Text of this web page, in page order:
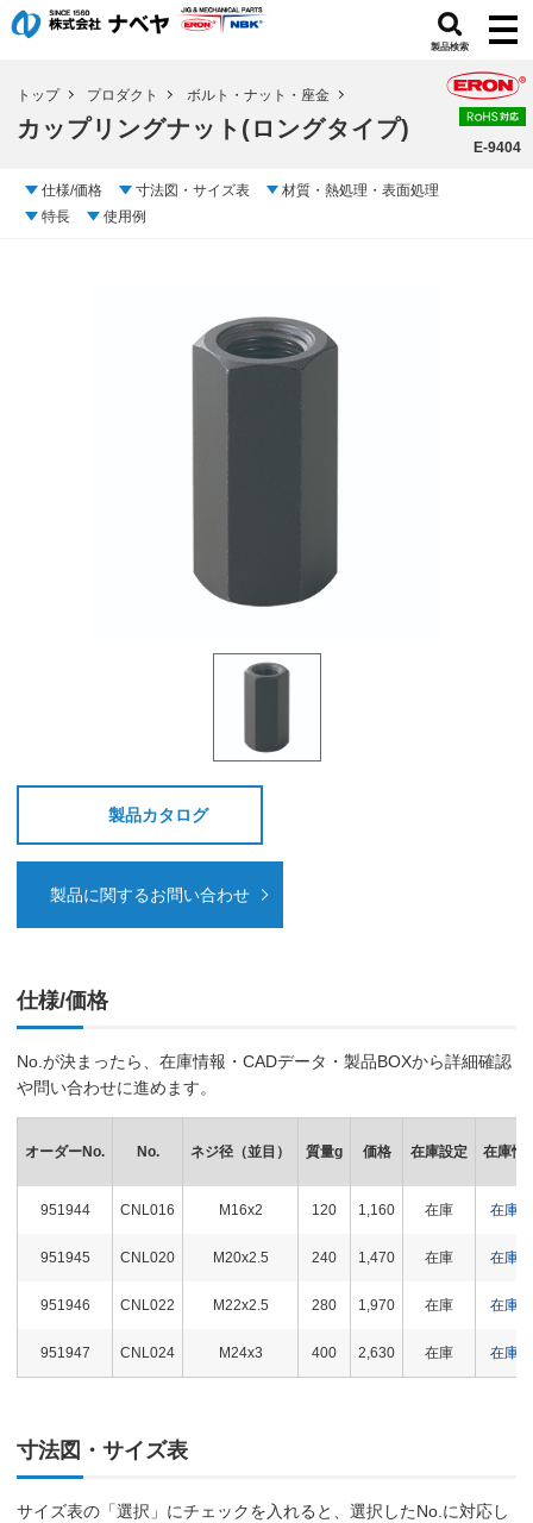
製品検索
トップ プロダクト ボルト・ナット・座金
カップリングナット(ロングタイプ)
E-9404
仕様/価格 寸法図・サイズ表
材質・熱処理・表面処理
特長
使用例
製品カタログ
製品に関するお問い合わせ
仕様/価格
No.が決まったら、在庫情報・CADデータ・製品BOXから詳細確認
や問い合わせに進めます。
オーダーNo. No. ネジ径（並目） 質量g 価格 在庫設定 在庫情
951944 CNL016 M16x2 120 1,160 在庫 在庫〇
951945 CNL020 M20x2.5 240 1,470 在庫 在庫〇
951946 CNL022 M22x2.5 280 1,970 在庫 在庫〇
951947 CNL024 M24x3 400 2,630 在庫 在庫〇
寸法図・サイズ表
サイズ表の「選択」にチェックを入れると、選択したNo.に対応し